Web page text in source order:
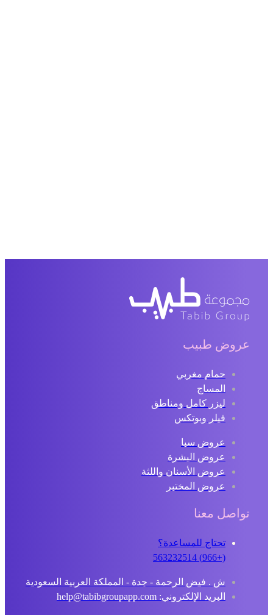
عروض طبيب
حمام مغربي
المساج
ليزر كامل ومناطق
فيلر وبوتكس
عروض سبا
عروض البشرة
عروض الأسنان واللثة
عروض المختبر
تواصل معنا
تحتاج للمساعدة؟
ش . فيض الرحمة - جدة - المملكة العربية السعودية
البريد الإلكتروني: help@tabibgroupapp.com